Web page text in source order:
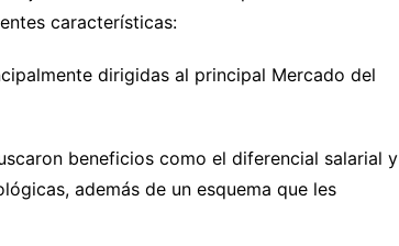
características:
dirigidas al principal Mercado del
beneficios como el diferencial salarial y
además de un esquema que les